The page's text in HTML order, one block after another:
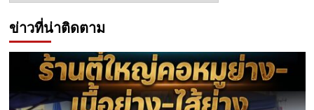
ข่าวที่น่าติดตาม